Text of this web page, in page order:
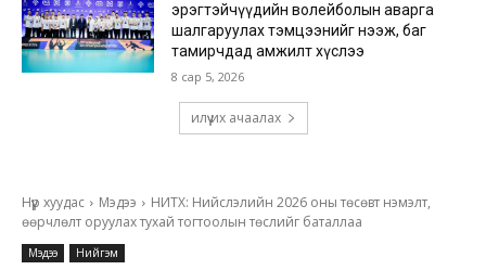
эрэгтэйчүүдийн волейболын аварга
шалгаруулах тэмцээнийг нээж, баг
тамирчдад амжилт хүслээ
8 сар 5, 2026
илүү их ачаалах